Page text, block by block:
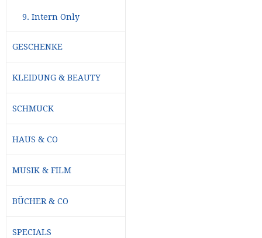
9. Intern Only
GESCHENKE
KLEIDUNG & BEAUTY
SCHMUCK
HAUS & CO
MUSIK & FILM
BÜCHER & CO
SPECIALS